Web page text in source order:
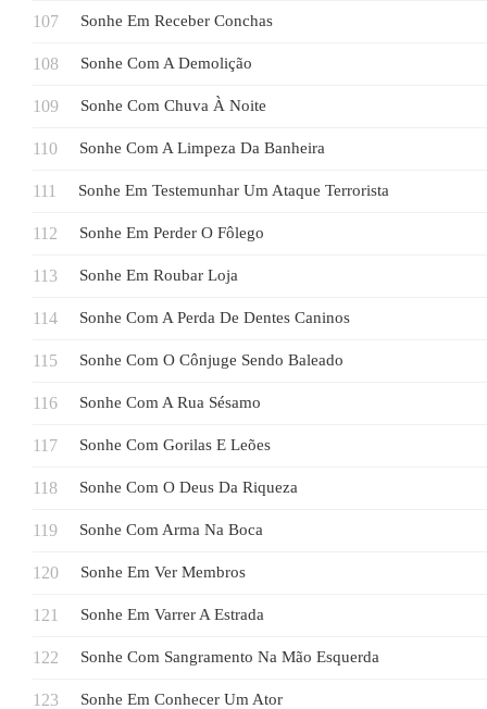
Sonhe Em Receber Conchas
Sonhe Com A Demolição
Sonhe Com Chuva À Noite
Sonhe Com A Limpeza Da Banheira
Sonhe Em Testemunhar Um Ataque Terrorista
Sonhe Em Perder O Fôlego
Sonhe Em Roubar Loja
Sonhe Com A Perda De Dentes Caninos
Sonhe Com O Cônjuge Sendo Baleado
Sonhe Com A Rua Sésamo
Sonhe Com Gorilas E Leões
Sonhe Com O Deus Da Riqueza
Sonhe Com Arma Na Boca
Sonhe Em Ver Membros
Sonhe Em Varrer A Estrada
Sonhe Com Sangramento Na Mão Esquerda
Sonhe Em Conhecer Um Ator